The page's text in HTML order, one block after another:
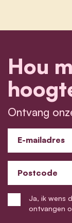
Hou
Ontvang
E-mailadres
Postcode
Ja, ik wens
ontvangen